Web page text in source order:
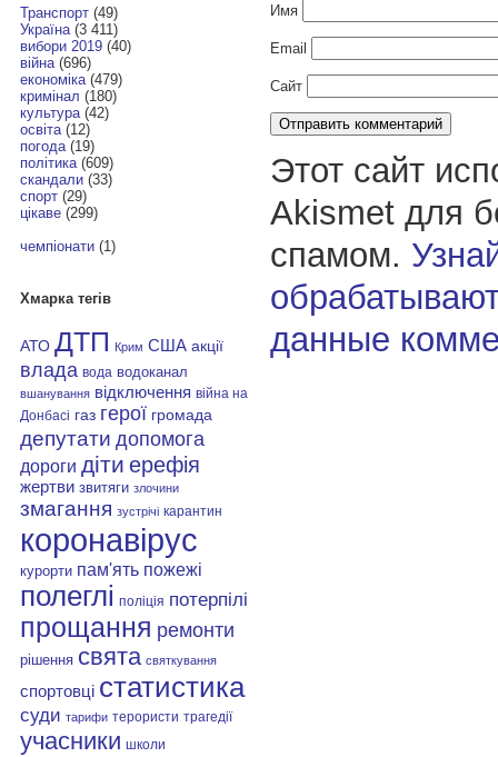
Транспорт(49)
Україна(3 411)
вибори 2019(40)
війна(696)
економіка(479)
кримінал (180)
культура(42)
освіта(12)
погода(19)
політика(609)
скандали(33)
спорт(29)
цікаве(299)
чемпіонати(1)
Хмарка тегів
АТО ДТП Крим США акції
влада вода водоканал
вшанування відключення війна на
Донбасі газ герої громада
депутати допомога
дороги діти ерефія
жертви звитяги злочини
змагання зустрічі карантин
коронавірус
курорти пам'ять пожежі
полеглі поліція потерпілі
прощання ремонти
рішення свята святкування
спортовці статистика
суди тарифи терористи трагедії
учасники школи
Имя
Email
Сайт
Этот сайт
Akismet для
спамом.
данные